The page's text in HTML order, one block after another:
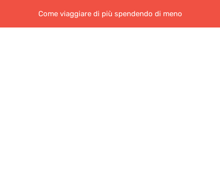
Come viaggiare di più spendendo di meno